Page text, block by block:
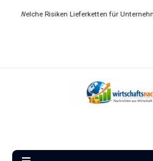
Lieferketten für Unternehmen und